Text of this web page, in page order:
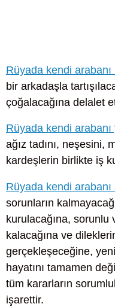
Rüyada kendi arabanı
bir arkadaşla
çoğalacağına delalet
Rüyada kendi arabanı
ağız tadını, neşesini,
kardeşlerin birlikte iş
Rüyada kendi
sorunların
kurulacağına,
kalacağına ve
gerçekleşeceğine,
hayatını tamamen
tüm kararların
işarettir.